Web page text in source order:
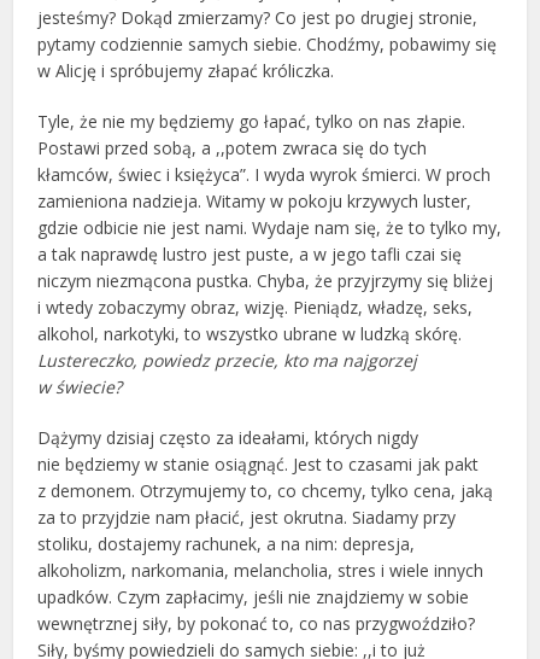
jesteśmy? Dokąd zmierzamy? Co jest po drugiej stronie,
pytamy codziennie samych siebie. Chodźmy, pobawimy się
w Alicję i spróbujemy złapać króliczka.
Tyle, że nie my będziemy go łapać, tylko on nas złapie.
Postawi przed sobą, a ,,potem zwraca się do tych
kłamców, świec i księżyca”. I wyda wyrok śmierci. W proch
zamieniona nadzieja. Witamy w pokoju krzywych luster,
gdzie odbicie nie jest nami. Wydaje nam się, że to tylko my,
a tak naprawdę lustro jest puste, a w jego tafli czai się
niczym niezmącona pustka. Chyba, że przyjrzymy się bliżej
i wtedy zobaczymy obraz, wizję. Pieniądz, władzę, seks,
alkohol, narkotyki, to wszystko ubrane w ludzką skórę.
Lustereczko, powiedz przecie, kto ma najgorzej
w świecie?
Dążymy dzisiaj często za ideałami, których nigdy
nie będziemy w stanie osiągnąć. Jest to czasami jak pakt
z demonem. Otrzymujemy to, co chcemy, tylko cena, jaką
za to przyjdzie nam płacić, jest okrutna. Siadamy przy
stoliku, dostajemy rachunek, a na nim: depresja,
alkoholizm, narkomania, melancholia, stres i wiele innych
upadków. Czym zapłacimy, jeśli nie znajdziemy w sobie
wewnętrznej siły, by pokonać to, co nas przygwoździło?
Siły, byśmy powiedzieli do samych siebie: ,,i to już